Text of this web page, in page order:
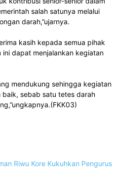
salah satunya melalui
darah,”ujarnya.
kasih kepada semua pihak
dapat menjalankan kegiatan
mendukung sehingga kegiatan
baik, sebab satu tetes darah
Riwu Kore Kukuhkan Pengurus